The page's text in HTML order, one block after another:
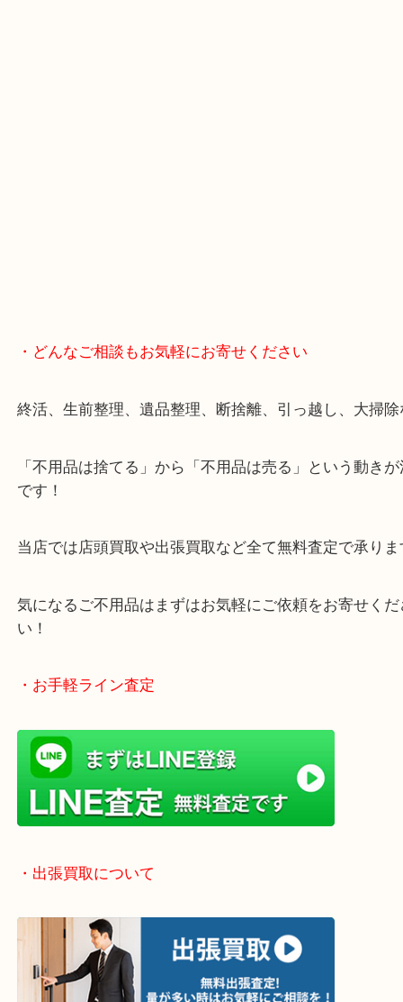
終活、生前整理、遺品整理、断捨離、引っ越し、
です！
当店では店頭買取や出張買取など全て無料査定で承
気になるご不用品はまずはお気軽にご依頼をお寄せ
い！
・お手軽ライン査定